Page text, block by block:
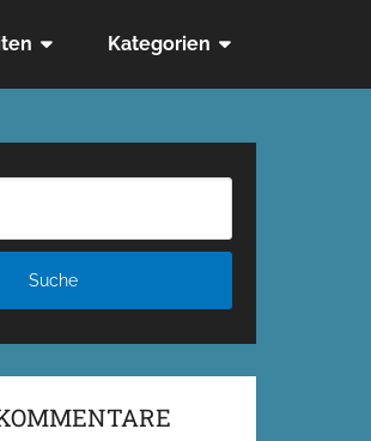
Kategorien